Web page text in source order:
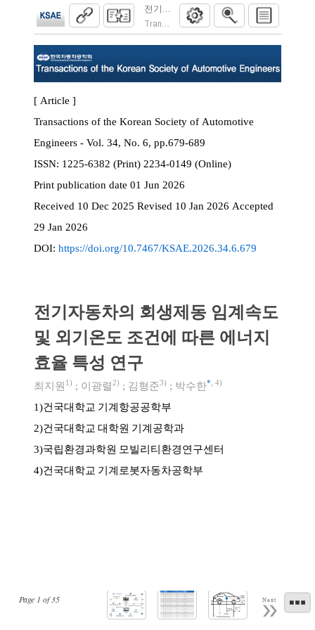
전기자동차의 회생제동 임계속도 및 외기
Transactions of the Korean Society of
Page 1 of35 Next
[ Article ]
Transactions of the Korean Society of Automotive
Engineers - Vol. 34, No. 6, pp.679-689
ISSN:
1225-6382 (Print) 2234-0149 (Online)
Print publication date 01 Jun 2026
Received 10 Dec 2025 Revised 10 Jan 2026 Accepted
29 Jan 2026
DOI: https://doi.org/10.7467/KSAE.2026.34.6.679
전기자동차의 회생제동 임계속도
및 외기온도 조건에 따른 에너지
효율 특성 연구
최지원 1) ; 이광렬2) ; 김형준3) ; 박수한* 4)
1)건국대학교 기계항공공학부
2)건국대학교 대학원 기계공학과
3)국립환경과학원 모빌리티환경연구센터
4)건국대학교 기계로봇자동차공학부